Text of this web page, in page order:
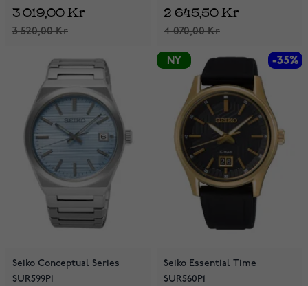
3 520,00 Kr
3 019,00 Kr
4 070,00 Kr
2 645,50 Kr
Seiko Conceptual Series
SUR599P1
NY -35%
NY -35%
Seiko Essential Time
SUR560P1